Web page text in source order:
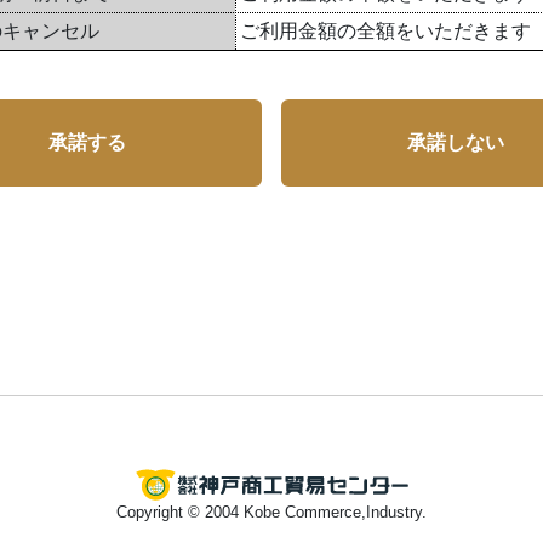
ャンセル
ご利用金額の全額をいただきます
承諾する 承諾しない
Copyright © 2004 Kobe Commerce,Industry.